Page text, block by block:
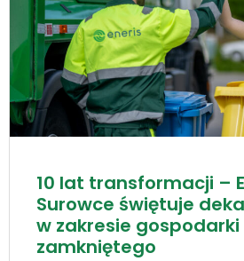
10 lat transformacji –
Surowce świętuje
w zakresie
zamkniętego